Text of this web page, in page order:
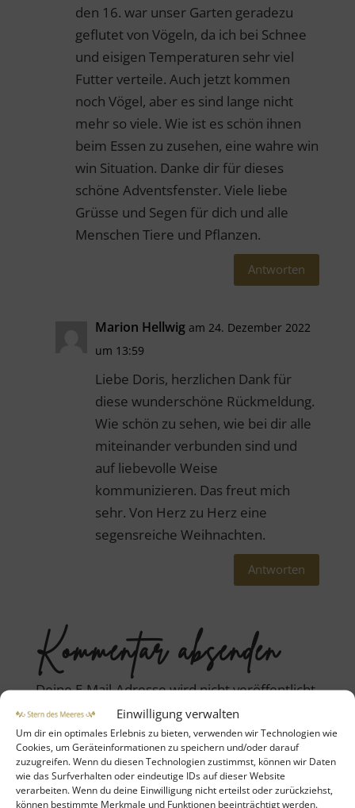
Einwilligung verwalten
Um dir ein optimales Erlebnis zu bieten, verwenden wir Technologien wie
Cookies, um Geräteinformationen zu speichern und/oder darauf
zuzugreifen. Wenn du diesen Technologien zustimmst, können wir Daten
wie das Surfverhalten oder eindeutige IDs auf dieser Website
verarbeiten. Wenn du deine Einwilligung nicht erteilst oder zurückziehst,
können bestimmte Merkmale und Funktionen beeinträchtigt werden.
den 16. war unser Garten geradezu
geflutet von Vögeln, da ich bei Schnee
und eisigen Temperaturen sehr viel
Futter verteile. Auch jetzt kommen
noch Vögel, aber es sind lange nicht
mehr so viele. Wie ist es schön ihnen
beim Essen zu zusehen, eine wahre win
win Situation. Danke dir für dieses
schöne Adventsfenster. Viele liebe
Grüsse und Segen für dich und alle
Menschen Tiere und Pflanzen.
Antworten
Marion Hellwig am 24. Dezember 2022
um 13:59
Liebe Doris, herzlichen Dank für
diese wunderschöne Rückmeldung.
Wie schön zu sehen, wie bei dir alle
miteinander verbunden sind und
auf liebevolle Weise
kommunizieren. Das freut mich
sehr. Von Herz zu Herz eine
segensreiche Weihnachten.
Antworten
Kommentar absenden
Deine E-Mail-Adresse wird nicht veröffentlicht.
Erforderliche Felder sind mit*markiert